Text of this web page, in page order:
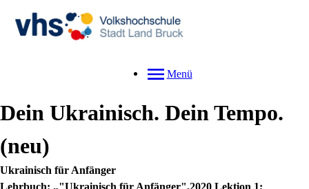
Menü
Dein Ukrainisch. Dein Tempo.
neu
Ukrainisch für Anfänger
Lehrbuch: „"Ukrainisch für Anfänger",2020 Lektion 1;